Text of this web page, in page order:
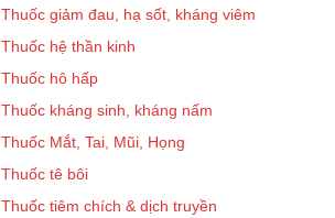
Thuốc giảm đau, hạ sốt, kháng viêm
Thuốc hệ thần kinh
Thuốc hô hấp
Thuốc kháng sinh, kháng nấm
Thuốc Mắt, Tai, Mũi, Họng
Thuốc tê bôi
Thuốc tiêm chích & dịch truyền